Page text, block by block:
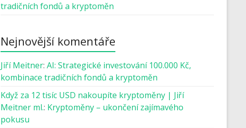
tradičních fondů a kryptoměn
Nejnovější komentáře
Jiří Meitner: AI: Strategické investování 100.000 Kč,
kombinace tradičních fondů a kryptoměn
Když za 12 tisíc USD nakoupíte kryptoměny | Jiří
Meitner ml.: Kryptoměny – ukončení zajímavého
pokusu